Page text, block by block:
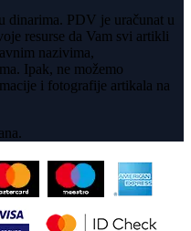
dinarima. PDV je uračunat u
resurse da Vam svi artikli
nazivima,
Ipak, ne možemo
i fotografije artikala na